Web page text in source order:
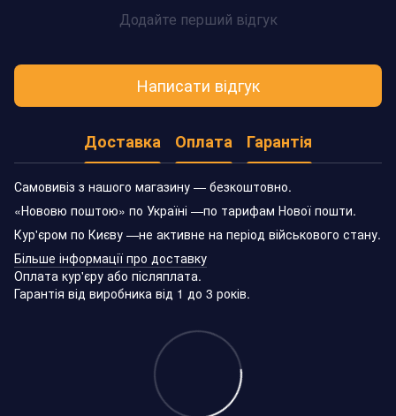
Додайте перший відгук
Написати відгук
Доставка Оплата Гарантія
Самовивіз з нашого магазину — безкоштовно.
«Нововю поштою» по Україні —по тарифам Нової пошти.
Кур'єром по Києву —не активне на період військового стану.
Більше інформації про доставку
Оплата кур'єру або післяплата.
Гарантія від виробника від 1 до 3 років.